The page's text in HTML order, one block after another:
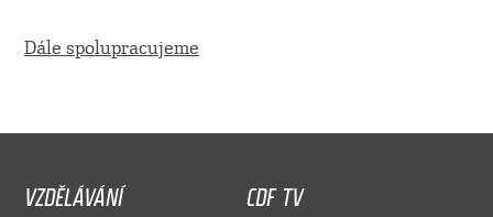
Dále spolupracujeme
VZDĚLÁVÁNÍ
CDF TV